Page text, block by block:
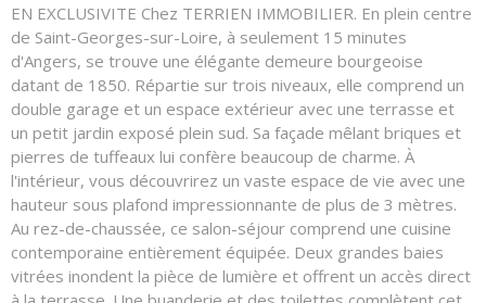
EN EXCLUSIVITE Chez TERRIEN IMMOBILIER. En plein centre
de Saint-Georges-sur-Loire, à seulement 15 minutes
d'Angers, se trouve une élégante demeure bourgeoise
datant de 1850. Répartie sur trois niveaux, elle comprend un
double garage et un espace extérieur avec une terrasse et
un petit jardin exposé plein sud. Sa façade mêlant briques et
pierres de tuffeaux lui confère beaucoup de charme. À
l'intérieur, vous découvrirez un vaste espace de vie avec une
hauteur sous plafond impressionnante de plus de 3 mètres.
Au rez-de-chaussée, ce salon-séjour comprend une cuisine
contemporaine entièrement équipée. Deux grandes baies
vitrées inondent la pièce de lumière et offrent un accès direct